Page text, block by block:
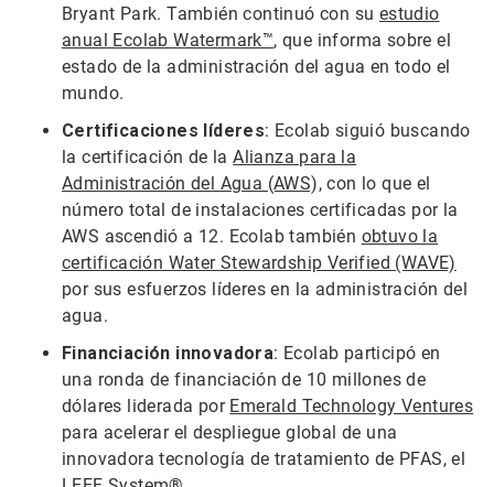
Bryant Park. También continuó con su estudio
anual Ecolab Watermark™, que informa sobre el
estado de la administración del agua en todo el
mundo.
Certificaciones líderes: Ecolab siguió buscando
la certificación de laAlianza para la
Administración del Agua (AWS), con lo que el
número total de instalaciones certificadas por la
AWS ascendió a 12. Ecolab también obtuvo la
certificación Water Stewardship Verified (WAVE)
por sus esfuerzos líderes en la administración del
agua.
Financiación innovadora: Ecolab participó en
una ronda de financiación de 10 millones de
dólares liderada por Emerald Technology Ventures
para acelerar el despliegue global de una
innovadora tecnología de tratamiento de PFAS, el